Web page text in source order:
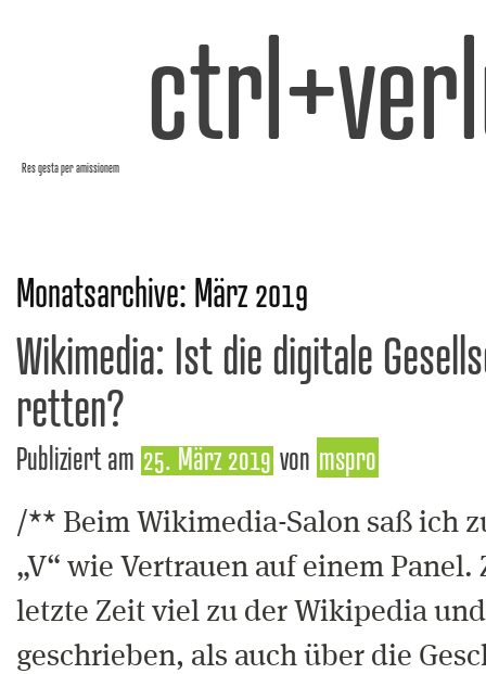
Res gesta per amissionem
Monatsarchive:März 2019
Wikimedia: Ist die digitale
retten?
Publiziert am 25. März 2019 von mspro
/** Beim Wikimedia-Salon saß ich
„V“ wie Vertrauen auf einem
letzte Zeit viel zu der Wikipedia
geschrieben, als auch über die